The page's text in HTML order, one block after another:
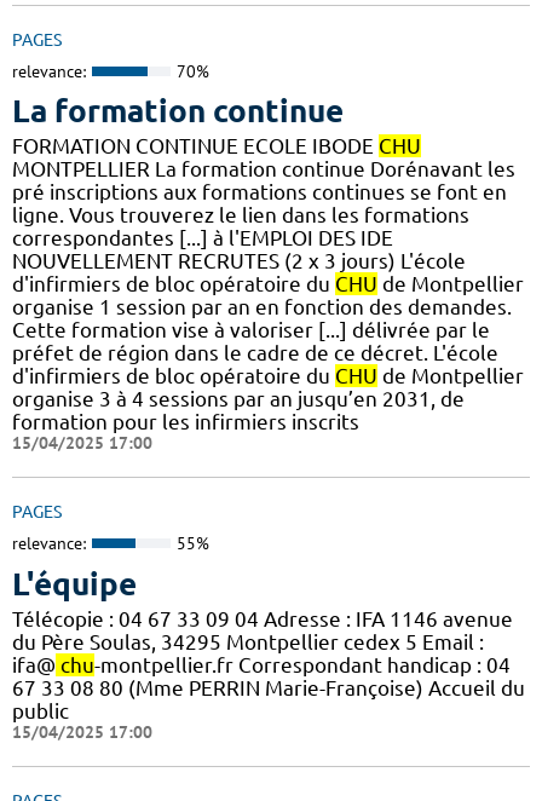
PAGES
relevance: 70%
La formation continue
FORMATION CONTINUE ECOLE IBODE CHU
MONTPELLIER La formation continue Dorénavant les
pré inscriptions aux formations continues se font en
ligne. Vous trouverez le lien dans les formations
correspondantes [...] à l'EMPLOI DES IDE
NOUVELLEMENT RECRUTES (2 x 3 jours) L'école
d'infirmiers de bloc opératoire du CHU de Montpellier
organise 1 session par an en fonction des demandes.
Cette formation vise à valoriser [...] délivrée par le
préfet de région dans le cadre de ce décret. L'école
d'infirmiers de bloc opératoire du CHU de Montpellier
organise 3 à 4 sessions par an jusqu’en 2031, de
formation pour les infirmiers inscrits
15/04/2025 17:00
PAGES
relevance: 55%
L'équipe
Télécopie : 04 67 33 09 04 Adresse : IFA 1146 avenue
du Père Soulas, 34295 Montpellier cedex 5 Email :
ifa@ chu-montpellier.fr Correspondant handicap : 04
67 33 08 80 (Mme PERRIN Marie-Françoise) Accueil du
public
15/04/2025 17:00